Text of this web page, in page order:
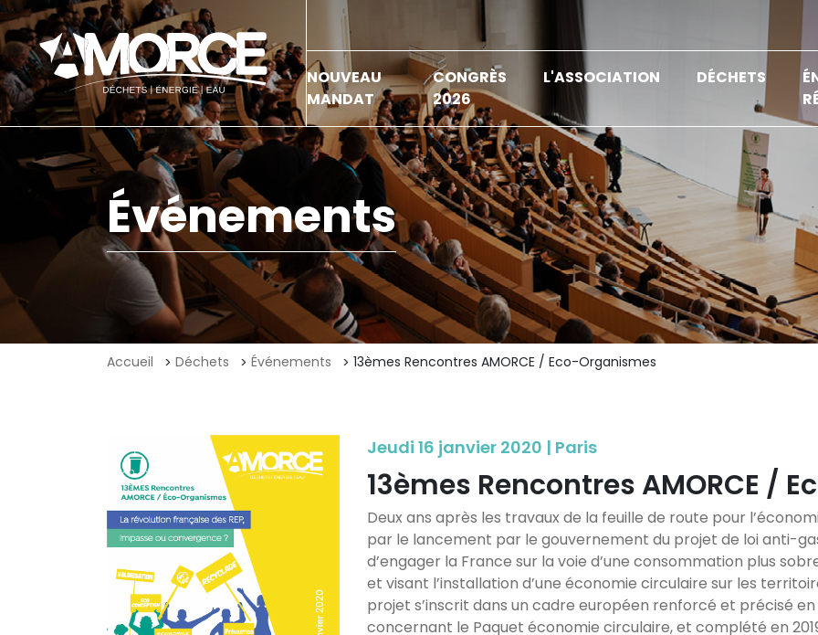
NOUVEAU
MANDAT
CONGRÈS
2026
L'ASSOCIATION DÉCHETS
Événements
Accueil Déchets Événements 13èmes Rencontres AMORCE / Eco-Organismes
Jeudi 16 janvier 2020 | Paris
13èmes Rencontres AMORCE /
Deux ans après les travaux de la feuille de route pour
par le lancement par le gouvernement du projet de loi anti-
d’engager la France sur la voie d’une consommation plus
et visant l’installation d’une économie circulaire sur les
projet s’inscrit dans un cadre européen renforcé et précisé en
concernant le Paquet économie circulaire, et complété en